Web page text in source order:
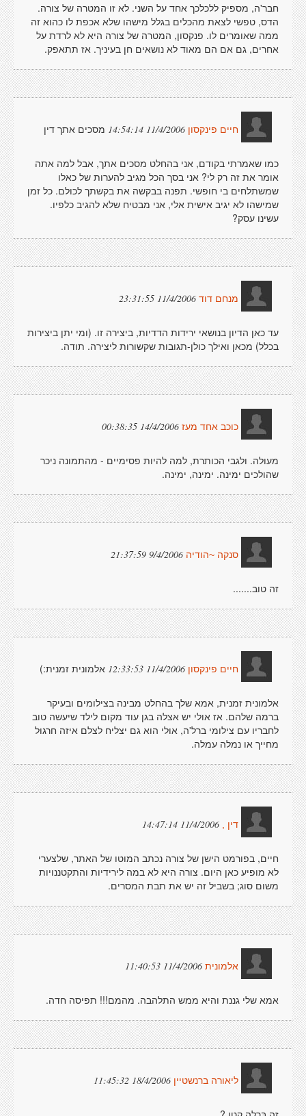
חבר'ה, מספיק ללכלכך אחד על השני. לא זו המטרה של צורה.
הדס, טפשי לצאת מהכלים בגלל מישהו שלא אכפת לו כהוא זה
ממה שאומרים לו. פנקסון, המטרה של צורה היא לא לרדת על
אחרים, גם אם הם מאוד לא נושאים חן בעיניך. אז תתאפק.
חיים פינקסון 11/4/2006 14:54:14 מסכים אתך דין
כמו שאמרתי בקודם, אני בהחלט מסכים אתך, אבל למה אתה
אומר את זה רק לי? אני בסך הכל מגיב להערות של כאלו
שמשתלחים בי חופשי. תפנה בבקשה את בקשתך לכולם. כל זמן
שמישהו לא יגיב אישית אלי, אני מבטיח שלא להגיב כלפיו.
עשינו עסק?
מנחם דוד 11/4/2006 23:31:55
עד כאן הדיון בנושאי ירידות הדדיות, ביצירה זו. (ומי יתן ביצירות
בכלל) מכאן ואילך כולן-תגובות שקשורות ליצירה. תודה.
כוכב אחד מעז 14/4/2006 00:38:35
מעולה. ולגבי הכותרת, למה להיות פסימיים - מהתמונה ניכר
שהולכים ימינה. ימינה, ימינה.
סנקה ~הודיה 9/4/2006 21:37:59
זה טוב.......
חיים פינקסון 11/4/2006 12:33:53 אלמונית זמנית:)
אלמונית זמנית, אמא שלך בהחלט מבינה בצילומים ובעיקר
ברמה שלהם. אז אולי יש אצלה בגן עוד מקום לילד שיעשה טוב
לחבריו עם צילומי ברל'ה, אולי הוא גם יצליח לצלם איזה חרגול
מחייך או נמלה עמלה.
דין , 11/4/2006 14:47:14
חיים, בפורמט הישן של צורה נכתב המוטו של האתר, שלצערי
לא מופיע כאן היום. צורה היא לא במה לירידיות והתקטננויות
משום סוג; בשביל זה יש את תבת המסרים.
אלמונית 11/4/2006 11:40:53
אמא שלי גננת והיא ממש התלהבה. מהמם!!! תפיסה חדה.
ליאורה ברנשטיין 18/4/2006 11:45:32